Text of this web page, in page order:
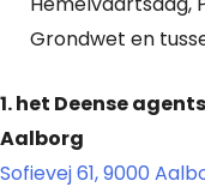
Grondwet en
1. het Deense
Aalborg
Sofievej 61, 9000